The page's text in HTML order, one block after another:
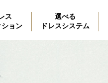
ス
ション
選べる
ドレスシステム